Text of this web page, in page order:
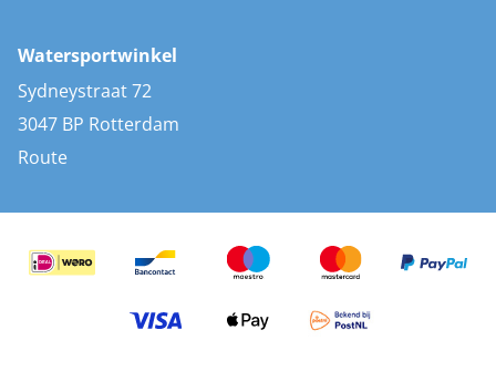
AIS transponders
Stootwillen en fenders
Bootkussens
Zwemtrappen
Watersportwinkel
Sydneystraat 72
3047 BP Rotterdam
Route